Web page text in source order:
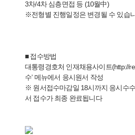
3차/4차 심층면접 등 (10월中)
※전형별 진행일정은 변경될 수 있습
■ 접수방법
대통령경호처 인재채용사이트(http://
수’ 메뉴에서 응시원서 작성
※ 원서접수마감일 18시까지 응시수
서 접수가 최종 완료됩니다